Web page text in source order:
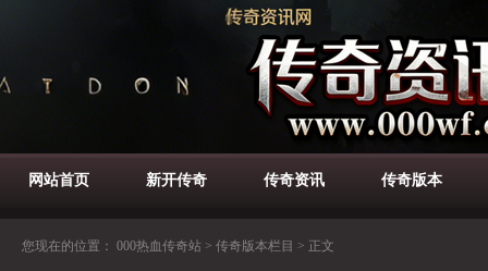
网站首页 新开传奇 传奇资讯 传奇版本
您现在的位置： 000热血传奇站 > 传奇版本栏目 > 正文